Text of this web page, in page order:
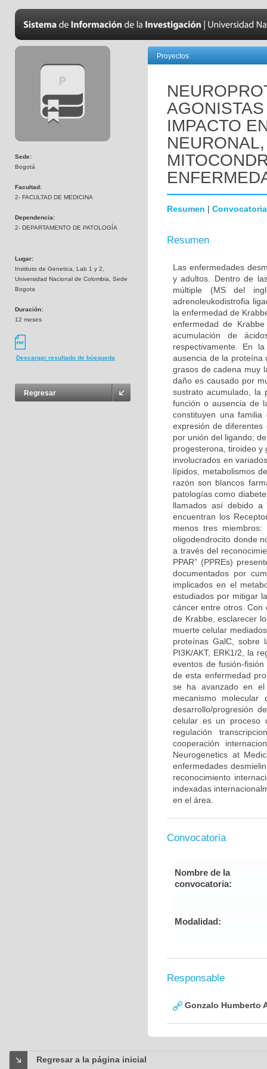
Sede:
Bogotá
Facultad:
2- FACULTAD DE MEDICINA
Dependencia:
2- DEPARTAMENTO DE PATOLOGÍA
Lugar:
Instituto de Genetica, Lab 1 y 2,
Universidad Nacional de Colombia, Sede
Bogota
Duración:
12 meses
Descargar resultado de búsqueda
Regresar
Proyectos
IMPACTO
Resumen | Convocatoria
Resumen
Las enfermedades
y adultos. Dentro de
múltiple (MS del
adrenoleukodistrofia
la enfermedad de
enfermedad de
acumulación de
respectivamente. En
ausencia de la proteína
grasos de cadena muy
daño es causado por
sustrato acumulado, la
función o ausencia de
constituyen una
expresión de
por unión del ligando;
progesterona, tiroideo y
involucrados en
lípidos, metabolismos
razón son blancos
patologías como
llamados así debido
encuentran los
menos tres miembros:
oligodendrocito donde
a través del
PPAR” (PPREs)
documentados por
implicados en el
estudiados por mitigar
cáncer entre otros. Con
de Krabbe, esclarecer
muerte celular
proteínas GalC, sobre
PI3K/AKT, ERK1/2, la
eventos de fusión-
de esta enfermedad
se ha avanzado en el
mecanismo
desarrollo/progresión
celular es un proceso
regulación
cooperación
Neurogenetics at
enfermedades
reconocimiento
indexadas
en el área.
Convocatoria
Nombre de la
convocatoria:
Modalidad:
Responsable
Gonzalo Humberto
Regresar a la página inicial